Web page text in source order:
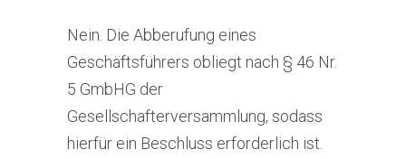
Nein. Die Abberufung eines
Geschäftsführers obliegt nach § 46 Nr.
5 GmbHG der
Gesellschafterversammlung, sodass
hierfür ein Beschluss erforderlich ist.